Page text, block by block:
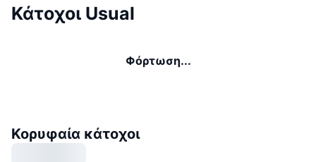
Κάτοχοι Usual
Φόρτωση...
Κορυφαία κάτοχοι